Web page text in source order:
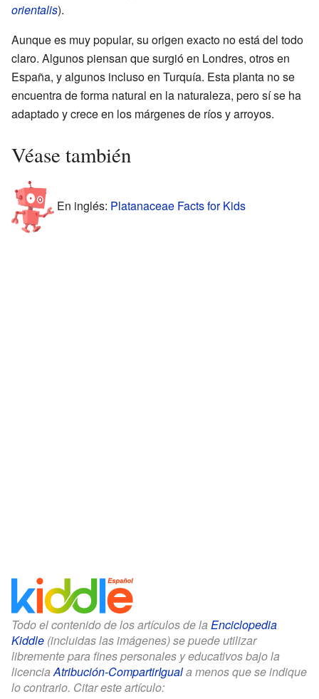
orientalis).
Aunque es muy popular, su origen exacto no está del todo
claro. Algunos piensan que surgió en Londres, otros en
España, y algunos incluso en Turquía. Esta planta no se
encuentra de forma natural en la naturaleza, pero sí se ha
adaptado y crece en los márgenes de ríos y arroyos.
Véase también
En inglés: Platanaceae Facts for Kids
Todo el contenido de los artículos de la Enciclopedia
Kiddle (incluidas las imágenes) se puede utilizar
libremente para fines personales y educativos bajo la
licenciaAtribución-CompartirIguala menos que se indique
lo contrario. Citar este artículo: